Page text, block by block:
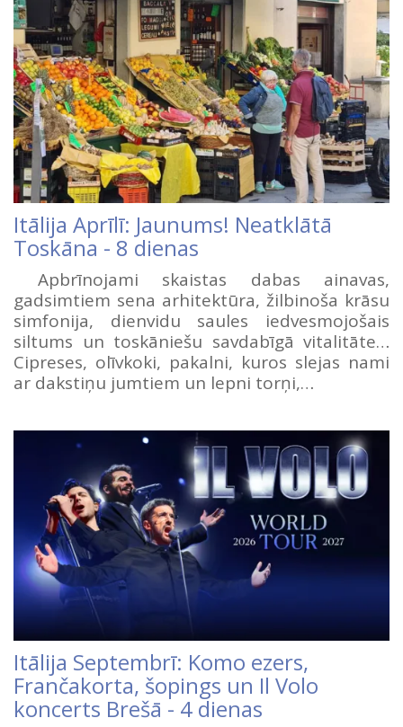
Itālija Aprīlī: Jaunums! Neatklātā
Toskāna - 8 dienas
Apbrīnojami skaistas dabas ainavas,
gadsimtiem sena arhitektūra, žilbinoša krāsu
simfonija, dienvidu saules iedvesmojošais
siltums un toskāniešu savdabīgā vitalitāte…
Cipreses, olīvkoki, pakalni, kuros slejas nami
ar dakstiņu jumtiem un lepni torņi,…
Itālija Septembrī: Komo ezers,
Frančakorta, šopings un Il Volo
koncerts Brešā - 4 dienas